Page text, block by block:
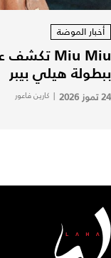
أخبار الموضة
ببطولة هيلي بيبر
24 تموز 2026 | كارين فاعور